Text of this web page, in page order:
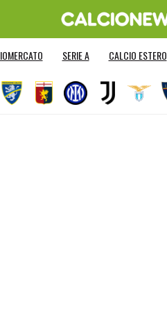
SERIE A CALCIO ESTERO